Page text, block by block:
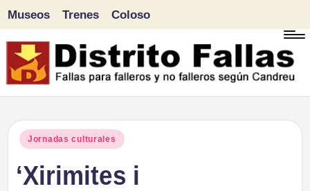
Saltar
al
Museos Trenes Coloso
Publicado
Jornadas culturales
‘Xirimites i